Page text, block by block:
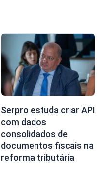
Serpro estuda criar API
com dados
consolidados de
documentos fiscais na
reforma tributária